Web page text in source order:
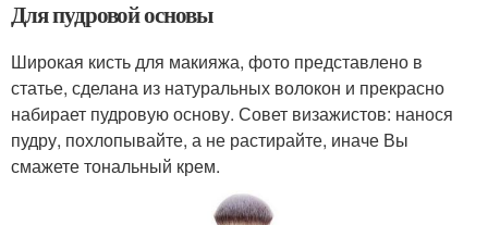
Для пудровой основы
Широкая кисть для макияжа, фото представлено в
статье, сделана из натуральных волокон и прекрасно
набирает пудровую основу. Совет визажистов: нанося
пудру, похлопывайте, а не растирайте, иначе Вы
смажете тональный крем.